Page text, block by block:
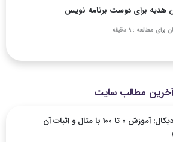
هدیه برای دوست برنامه نویس
برای مطالعه : 9 دقیقه
مطالب سایت
مشتق رادیکال: آموزش 0 تا 100 با مثال و اثبات آن